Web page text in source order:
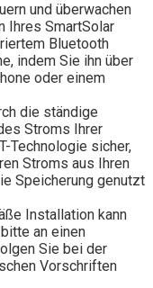
und überwachen
Ihres SmartSolar
Bluetooth
indem Sie ihn über
oder einem
die ständige
Stroms Ihrer
Technologie sicher,
Stroms aus Ihren
Speicherung genutzt
Installation kann
an einen
Sie bei der
Vorschriften